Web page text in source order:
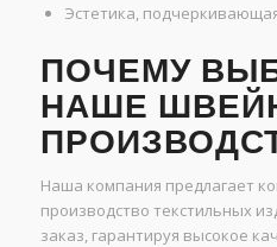
Эстетика,
ПОЧЕМУ
НАШЕ
Наша компания предлагает
производство текстильных
заказ, гарантируя высокое